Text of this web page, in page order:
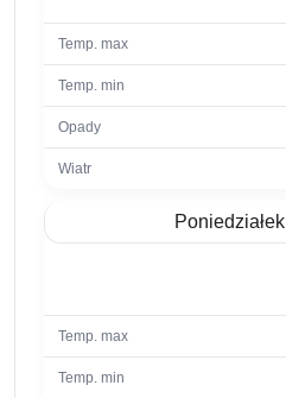
Poniedziałek